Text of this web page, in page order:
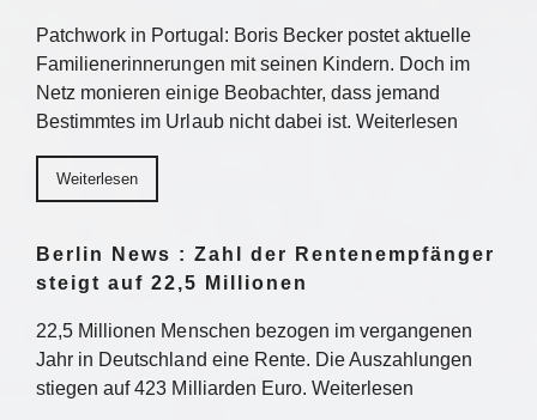
Patchwork in Portugal: Boris Becker postet aktuelle
Familienerinnerungen mit seinen Kindern. Doch im
Netz monieren einige Beobachter, dass jemand
Bestimmtes im Urlaub nicht dabei ist. Weiterlesen
Weiterlesen
Berlin News : Zahl der Rentenempfänger
steigt auf 22,5 Millionen
22,5 Millionen Menschen bezogen im vergangenen
Jahr in Deutschland eine Rente. Die Auszahlungen
stiegen auf 423 Milliarden Euro. Weiterlesen